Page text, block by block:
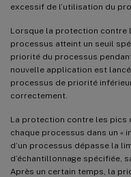
excessif de l’utilisation du
Lorsque la protection contre
processus atteint un seuil
priorité du processus
nouvelle application est
processus de priorité
correctement.
La protection contre les pics
chaque processus dans un «
d’un processus dépasse la
d’échantillonnage spécifiée,
Après un certain temps, la